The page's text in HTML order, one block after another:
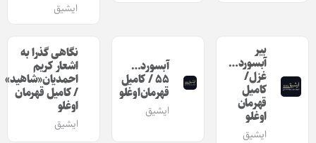
ایشیق
بیر
آبسورد…
غزل/
کامیل
قهرمان
اوغلو
ایشیق
آبسورد…
۵۵ / کامیل
قهرمان‌اوغلو
ایشیق
نگاهی گذرا به
اشعار کریم
احمدیان«شاهید»
/ کامیل قهرمان
اوغلو
ایشیق